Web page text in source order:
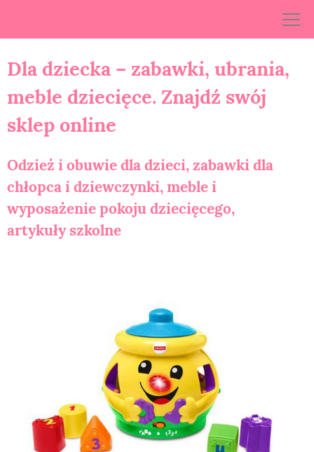
Dla dziecka – zabawki, ubrania,
meble dziecięce. Znajdź swój
sklep online
Odzież i obuwie dla dzieci, zabawki dla
chłopca i dziewczynki, meble i
wyposażenie pokoju dziecięcego,
artykuły szkolne